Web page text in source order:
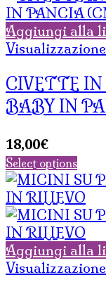
Aggiungi alla
CIVETTE IN
BABY IN
18,00€
Select options
Aggiungi alla